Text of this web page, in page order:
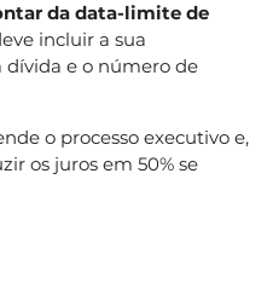
da data-limite de
incluir a sua
dívida e o número de
o processo executivo e,
os juros em 50% se